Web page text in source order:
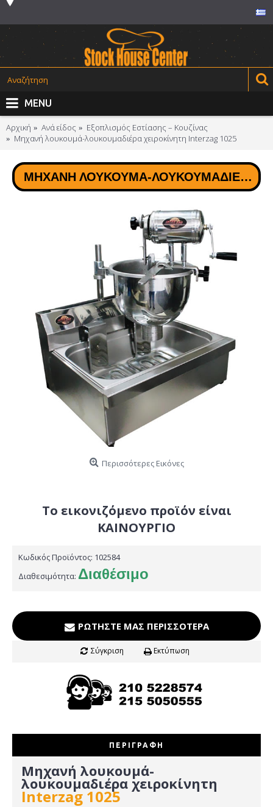
MENU
Αρχική Ανά είδος
Εξοπλισμός Εστίασης – Κουζίνας
Μηχανή λουκουμά-λουκουμαδιέρα χειροκίνητη Interzag 1025
ΜΗΧΑΝΉ ΛΟΥΚΟΥΜΆ-ΛΟΥΚΟΥΜΑΔΙΈΡΑ ΧΕΙΡΟΚΊΝΗΤΗ INTERZAG 1025
Περισσότερες Εικόνες
Το εικονιζόμενο προϊόν είναι
ΚΑΙΝΟΥΡΓΙΟ
Κωδικός Προϊόντος: 102584
Διαθεσιμότητα: Διαθέσιμο
ΡΩΤΉΣΤΕ ΜΑΣ ΠΕΡΙΣΣΌΤΕΡΑ
Σύγκριση Εκτύπωση
ΠΕΡΙΓΡΑΦΉ
Μηχανή λουκουμά-
λουκουμαδιέρα χειροκίνητη
Interzag 1025